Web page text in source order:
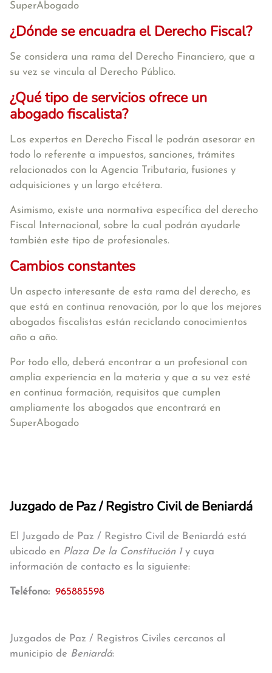
SuperAbogado
¿Dónde se encuadra el Derecho Fiscal?
Se considera una rama del Derecho Financiero, que a
su vez se vincula al Derecho Público.
¿Qué tipo de servicios ofrece un
abogado fiscalista?
Los expertos en Derecho Fiscal le podrán asesorar en
todo lo referente a impuestos, sanciones, trámites
relacionados con la Agencia Tributaria, fusiones y
adquisiciones y un largo etcétera.
Asimismo, existe una normativa específica del derecho
Fiscal Internacional, sobre la cual podrán ayudarle
también este tipo de profesionales.
Cambios constantes
Un aspecto interesante de esta rama del derecho, es
que está en continua renovación, por lo que los mejores
abogados fiscalistas están reciclando conocimientos
año a año.
Por todo ello, deberá encontrar a un profesional con
amplia experiencia en la materia y que a su vez esté
en continua formación, requisitos que cumplen
ampliamente los abogados que encontrará en
SuperAbogado
Juzgado de Paz / Registro Civil de Beniardá
El Juzgado de Paz / Registro Civil de Beniardá está
ubicado en Plaza De la Constitución 1y cuya
información de contacto es la siguiente:
Teléfono: 965885598
Juzgados de Paz / Registros Civiles cercanos al
municipio de Beniardá: